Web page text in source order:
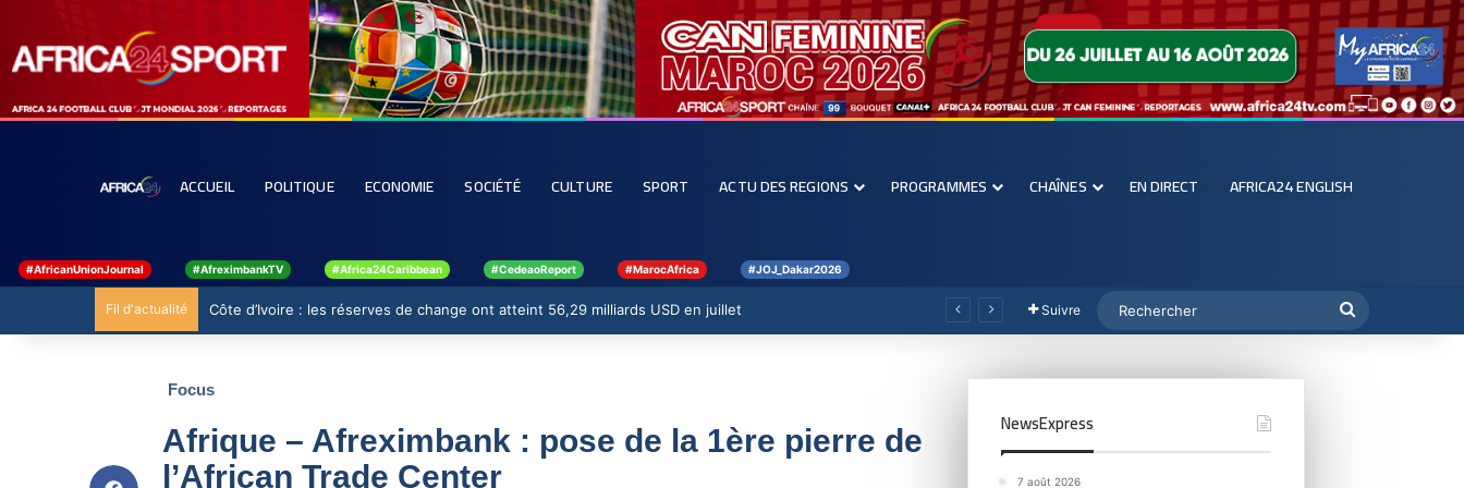
ACCUEIL POLITIQUE ECONOMIE SOCIÉTÉ CULTURE SPORT ACTU DES REGIONS PROGRAMMES CHAÎNES EN DIRECT AFRICA24 ENGLISH
#AfricanUnionJournal #AfreximbankTV #Africa24Caribbean #CedeaoReport #MarocAfrica #JOJ_Dakar2026
Fil d'actualité Côte d’Ivoire : les réserves de change ont atteint 56,29 milliards USD en juillet Suivre
Focus
Afrique – Afreximbank : pose de la 1ère pierre de
l’African Trade Center
NewsExpress
7 août 2026